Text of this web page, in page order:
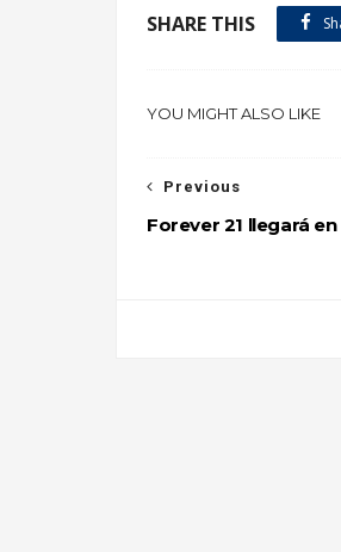
SHARE THIS
YOU MIGHT ALSO LIKE
Previous
Forever 21 llegará